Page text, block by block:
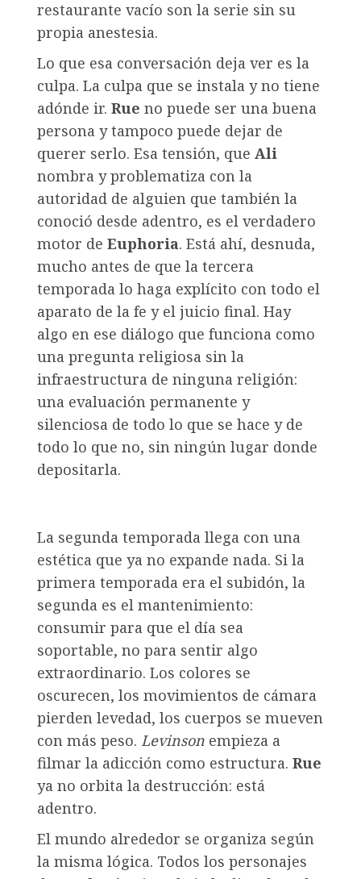
restaurante vacío son la serie sin su
propia anestesia.
Lo que esa conversación deja ver es la
culpa. La culpa que se instala y no tiene
adónde ir. Rue no puede ser una buena
persona y tampoco puede dejar de
querer serlo. Esa tensión, que Ali
nombra y problematiza con la
autoridad de alguien que también la
conoció desde adentro, es el verdadero
motor de Euphoria. Está ahí, desnuda,
mucho antes de que la tercera
temporada lo haga explícito con todo el
aparato de la fe y el juicio final. Hay
algo en ese diálogo que funciona como
una pregunta religiosa sin la
infraestructura de ninguna religión:
una evaluación permanente y
silenciosa de todo lo que se hace y de
todo lo que no, sin ningún lugar donde
depositarla.
La segunda temporada llega con una
estética que ya no expande nada. Si la
primera temporada era el subidón, la
segunda es el mantenimiento:
consumir para que el día sea
soportable, no para sentir algo
extraordinario. Los colores se
oscurecen, los movimientos de cámara
pierden levedad, los cuerpos se mueven
con más peso. Levinson empieza a
filmar la adicción como estructura. Rue
ya no orbita la destrucción: está
adentro.
El mundo alrededor se organiza según
la misma lógica. Todos los personajes